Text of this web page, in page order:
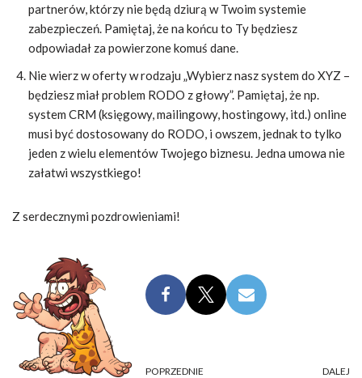
partnerów, którzy nie będą dziurą w Twoim systemie
zabezpieczeń. Pamiętaj, że na końcu to Ty będziesz
odpowiadał za powierzone komuś dane.
Nie wierz w oferty w rodzaju „Wybierz nasz system do XYZ –
będziesz miał problem RODO z głowy”. Pamiętaj, że np.
system CRM (księgowy, mailingowy, hostingowy, itd.) online
musi być dostosowany do RODO, i owszem, jednak to tylko
jeden z wielu elementów Twojego biznesu. Jedna umowa nie
załatwi wszystkiego!
Z serdecznymi pozdrowieniami!
POPRZEDNIE DALEJ